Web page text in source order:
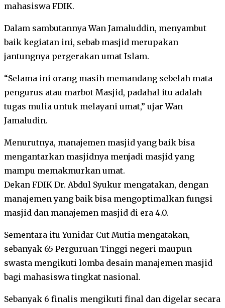
mahasiswa FDIK.
Dalam sambutannya Wan Jamaluddin, menyambut
baik kegiatan ini, sebab masjid merupakan
jantungnya pergerakan umat Islam.
“Selama ini orang masih memandang sebelah mata
pengurus atau marbot Masjid, padahal itu adalah
tugas mulia untuk melayani umat,” ujar Wan
Jamaludin.
Menurutnya, manajemen masjid yang baik bisa
mengantarkan masjidnya menjadi masjid yang
mampu memakmurkan umat.
Dekan FDIK Dr. Abdul Syukur mengatakan, dengan
manajemen yang baik bisa mengoptimalkan fungsi
masjid dan manajemen masjid di era 4.0.
Sementara itu Yunidar Cut Mutia mengatakan,
sebanyak 65 Perguruan Tinggi negeri maupun
swasta mengikuti lomba desain manajemen masjid
bagi mahasiswa tingkat nasional.
Sebanyak 6 finalis mengikuti final dan digelar secara